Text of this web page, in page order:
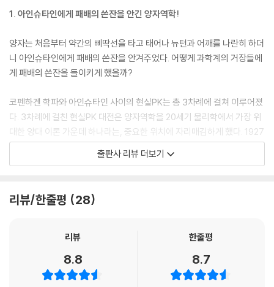
1. 아인슈타인에게 패배의 쓴잔을 안긴 양자역학!
양자는 처음부터 약간의 삐딱선을 타고 태어나 뉴턴과 어깨를 나란히 하더
니 아인슈타인에게 패배의 쓴잔을 안겨주었다. 어떻게 과학계의 거장들에
게 패배의 쓴잔을 들이키게 했을까?
코펜하겐 학파와 아인슈타인 사이의 현실PK는 총 3차례에 걸쳐 이루어졌
다. 3차례에 걸친 현실PK 대전은 양자역학을 20세기 물리학에서 가장 위
대한 양대 이론 가운데 하나라는, 중요한 위치에 자리매김하게 했다. 1927
년 10월 24일, 제5차 솔베이 회의가 열렸다. 이곳이 바로 이들의 첫 번째
PK 현장. 현장은 떠들썩했다. 물리학계의 내로라하는 인사는 거의 다 모인
다. 아인슈타인은 그 자리에서 반박하고 싶었지만, 반박할 말을 찾지 못했
겐 학파의 승리로 끝났다.
출판사 리뷰 더보기
리뷰/한줄평 28
리뷰
8.8
한줄평
8.7